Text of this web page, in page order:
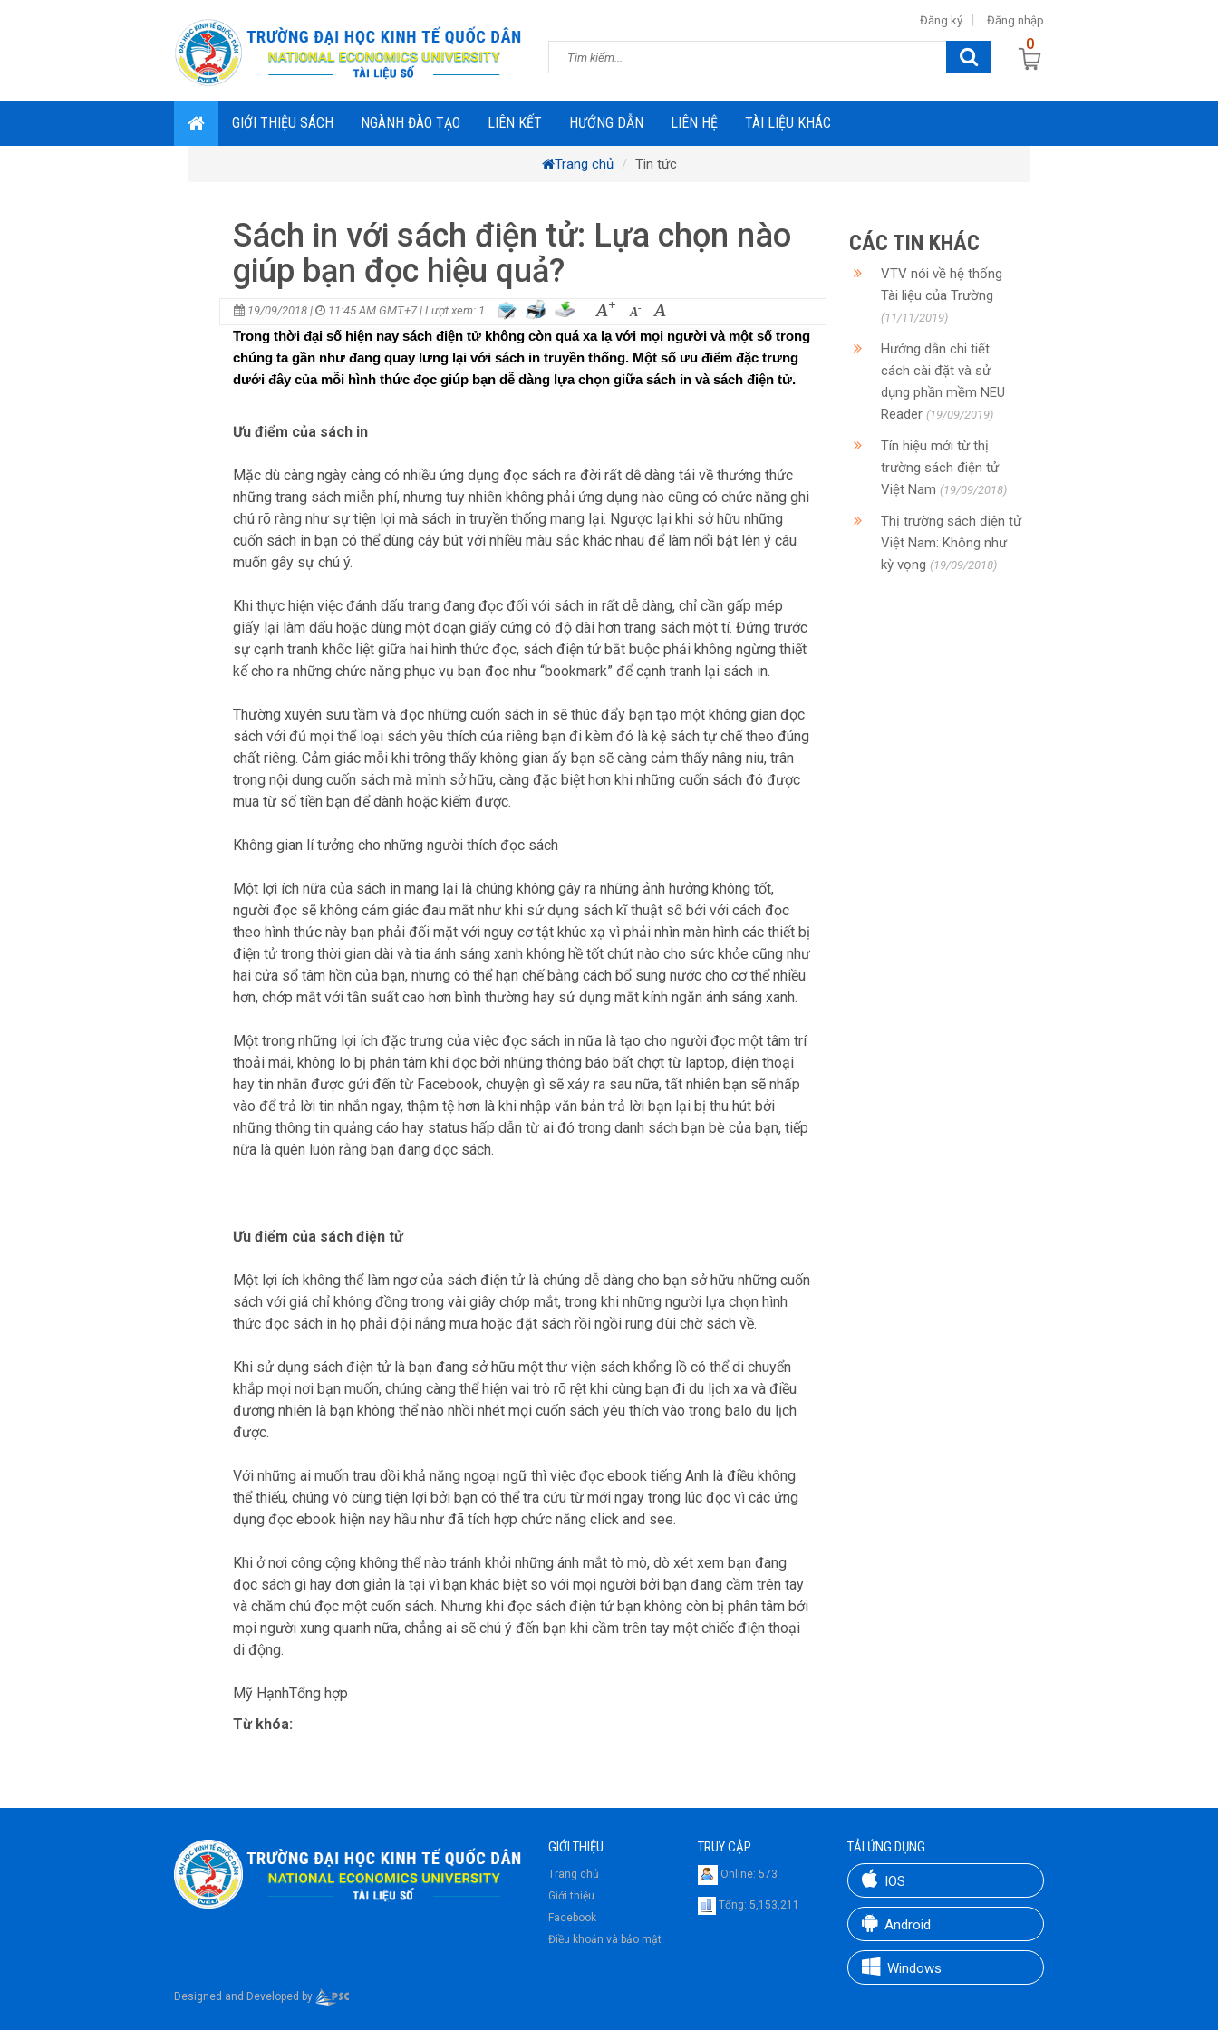
0
Đăng ký Đăng nhập
GIỚI THIỆU SÁCH NGÀNH ĐÀO TẠO LIÊN KẾT HƯỚNG DẪN LIÊN HỆ TÀI LIỆU KHÁC
Trang chủ Tin tức
Sách in với sách điện tử: Lựa chọn nào
giúp bạn đọc hiệu quả?
19/09/2018 | 11:45 AM GMT+7| Lượt xem: 1 A+ A- A
Trong thời đại số hiện nay sách điện tử không còn quá xa lạ với mọi người và một số trong
chúng ta gần như đang quay lưng lại với sách in truyền thống. Một số ưu điểm đặc trưng
dưới đây của mỗi hình thức đọc giúp bạn dễ dàng lựa chọn giữa sách in và sách điện tử.
Ưu điểm của sách in
Mặc dù càng ngày càng có nhiều ứng dụng đọc sách ra đời rất dễ dàng tải về thưởng thức
những trang sách miễn phí, nhưng tuy nhiên không phải ứng dụng nào cũng có chức năng ghi
chú rõ ràng như sự tiện lợi mà sách in truyền thống mang lại. Ngược lại khi sở hữu những
cuốn sách in bạn có thể dùng cây bút với nhiều màu sắc khác nhau để làm nổi bật lên ý câu
muốn gây sự chú ý.
Khi thực hiện việc đánh dấu trang đang đọc đối với sách in rất dễ dàng, chỉ cần gấp mép
giấy lại làm dấu hoặc dùng một đoạn giấy cứng có độ dài hơn trang sách một tí. Đứng trước
sự cạnh tranh khốc liệt giữa hai hình thức đọc, sách điện tử bắt buộc phải không ngừng thiết
kế cho ra những chức năng phục vụ bạn đọc như “bookmark” để cạnh tranh lại sách in.
Thường xuyên sưu tầm và đọc những cuốn sách in sẽ thúc đẩy bạn tạo một không gian đọc
sách với đủ mọi thể loại sách yêu thích của riêng bạn đi kèm đó là kệ sách tự chế theo đúng
chất riêng. Cảm giác mỗi khi trông thấy không gian ấy bạn sẽ càng cảm thấy nâng niu, trân
trọng nội dung cuốn sách mà mình sở hữu, càng đặc biệt hơn khi những cuốn sách đó được
mua từ số tiền bạn để dành hoặc kiếm được.
Không gian lí tưởng cho những người thích đọc sách
Một lợi ích nữa của sách in mang lại là chúng không gây ra những ảnh hưởng không tốt,
người đọc sẽ không cảm giác đau mắt như khi sử dụng sách kĩ thuật số bởi với cách đọc
theo hình thức này bạn phải đối mặt với nguy cơ tật khúc xạ vì phải nhìn màn hình các thiết bị
điện tử trong thời gian dài và tia ánh sáng xanh không hề tốt chút nào cho sức khỏe cũng như
hai cửa sổ tâm hồn của bạn, nhưng có thể hạn chế bằng cách bổ sung nước cho cơ thể nhiều
hơn, chớp mắt với tần suất cao hơn bình thường hay sử dụng mắt kính ngăn ánh sáng xanh.
Một trong những lợi ích đặc trưng của việc đọc sách in nữa là tạo cho người đọc một tâm trí
thoải mái, không lo bị phân tâm khi đọc bởi những thông báo bất chợt từ laptop, điện thoại
hay tin nhắn được gửi đến từ Facebook, chuyện gì sẽ xảy ra sau nữa, tất nhiên bạn sẽ nhấp
vào để trả lời tin nhắn ngay, thậm tệ hơn là khi nhập văn bản trả lời bạn lại bị thu hút bởi
những thông tin quảng cáo hay status hấp dẫn từ ai đó trong danh sách bạn bè của bạn, tiếp
nữa là quên luôn rằng bạn đang đọc sách.
Ưu điểm của sách điện tử
Một lợi ích không thể làm ngơ của sách điện tử là chúng dễ dàng cho bạn sở hữu những cuốn
sách với giá chỉ không đồng trong vài giây chớp mắt, trong khi những người lựa chọn hình
thức đọc sách in họ phải đội nắng mưa hoặc đặt sách rồi ngồi rung đùi chờ sách về.
Khi sử dụng sách điện tử là bạn đang sở hữu một thư viện sách khổng lồ có thể di chuyển
khắp mọi nơi bạn muốn, chúng càng thể hiện vai trò rõ rệt khi cùng bạn đi du lịch xa và điều
đương nhiên là bạn không thể nào nhồi nhét mọi cuốn sách yêu thích vào trong balo du lịch
được.
Với những ai muốn trau dồi khả năng ngoại ngữ thì việc đọc ebook tiếng Anh là điều không
thể thiếu, chúng vô cùng tiện lợi bởi bạn có thể tra cứu từ mới ngay trong lúc đọc vì các ứng
dụng đọc ebook hiện nay hầu như đã tích hợp chức năng click and see.
Khi ở nơi công cộng không thể nào tránh khỏi những ánh mắt tò mò, dò xét xem bạn đang
đọc sách gì hay đơn giản là tại vì bạn khác biệt so với mọi người bởi bạn đang cầm trên tay
và chăm chú đọc một cuốn sách. Nhưng khi đọc sách điện tử bạn không còn bị phân tâm bởi
mọi người xung quanh nữa, chẳng ai sẽ chú ý đến bạn khi cầm trên tay một chiếc điện thoại
di động.
Mỹ HạnhTổng hợp
Từ khóa:
CÁC TIN KHÁC
VTV nói về hệ thống
Tài liệu của Trường
(11/11/2019)
Hướng dẫn chi tiết
cách cài đặt và sử
dụng phần mềm NEU
Reader (19/09/2019)
Tín hiệu mới từ thị
trường sách điện tử
Việt Nam (19/09/2018)
Thị trường sách điện tử
Việt Nam: Không như
kỳ vọng (19/09/2018)
GIỚI THIỆU
Trang chủ
Giới thiệu
Facebook
Điều khoản và bảo mật
TRUY CẬP
Online: 573
Tổng: 5,153,211
TẢI ỨNG DỤNG
IOS
Android
Windows
Designed and Developed by